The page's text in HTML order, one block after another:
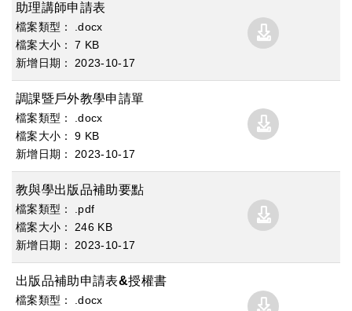
助理講師申請表
.docx
7 KB
2023 10 17
調課暨戶外教學申請單
.docx
9 KB
2023 10 17
教與學出版品補助要點
.pdf
246 KB
2023 10 17
出版品補助申請表&授權書
.docx